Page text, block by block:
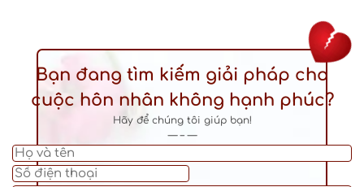
Bạn đang tìm kiếm giải pháp cho
cuộc hôn nhân không hạnh phúc?
Hãy để chúng tôi giúp bạn!
— – —